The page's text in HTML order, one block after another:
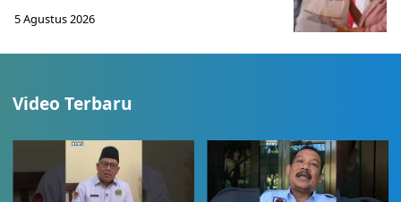
5 Agustus 2026
Video Terbaru